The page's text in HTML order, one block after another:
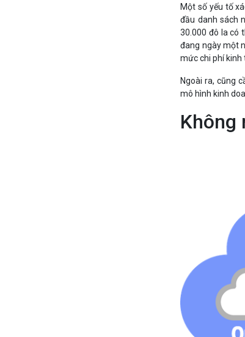
Một số yếu tố
đầu danh sách
30.000 đô la có
đang ngày một
mức chi phí kinh
Ngoài ra, cũng
mô hình kinh
Không